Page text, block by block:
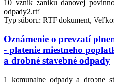
odpady2.rtf
Typ súboru: RTF dokument,
Oznámenie o prevzatí
- platenie miestneho
a drobné stavebné odpady